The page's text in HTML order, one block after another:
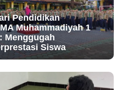
Pendidikan
Muhammadiyah 1
Menggugah
Siswa